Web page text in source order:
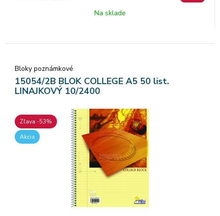
Na sklade
Bloky poznámkové
15054/2B BLOK COLLEGE A5 50 list.
LINAJKOVÝ 10/2400
Zľava -53%
Akcia